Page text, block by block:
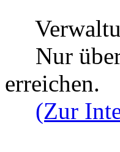
Nur über
erreichen.
(Zur